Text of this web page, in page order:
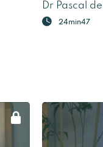
Dr Pascal
24min47